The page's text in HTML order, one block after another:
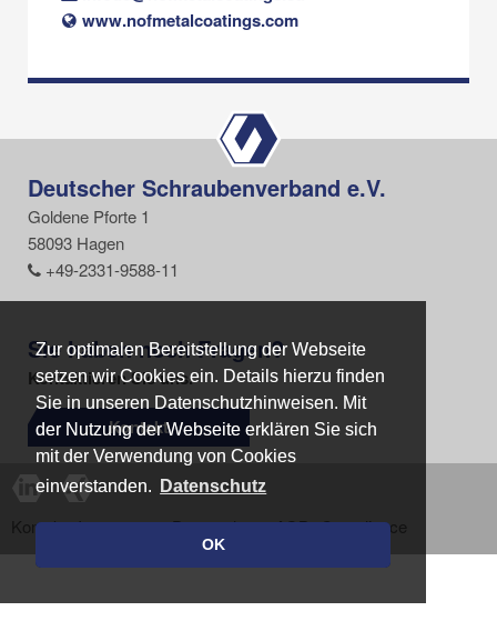
Zur optimalen Bereitstellung der Webseite
setzen wir Cookies ein. Details hierzu finden
Sie in unseren Datenschutzhinweisen. Mit
der Nutzung der Webseite erklären Sie sich
mit der Verwendung von Cookies
einverstanden.
Datenschutz
OK
Zur optimalen Bereitstellung der Webseite
setzen wir Cookies ein. Details hierzu finden
Sie in unseren Datenschutzhinweisen. Mit
der Nutzung der Webseite erklären Sie sich
mit der Verwendung von Cookies
einverstanden.
Datenschutz
OK
www.nofmetalcoatings.com
Deutscher Schraubenverband e.V.
Goldene Pforte 1
58093 Hagen
+49-2331-9588-11
Sie haben noch Fragen?
Kontaktieren Sie uns.
Kontakt
Kontakt Impressum Datenschutz AGB Compliance